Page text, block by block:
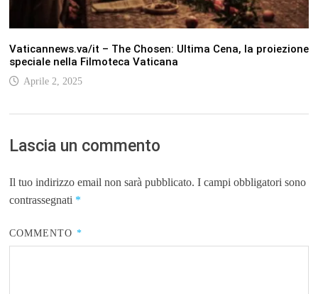
Vaticannews.va/it – The Chosen: Ultima Cena, la proiezione
speciale nella Filmoteca Vaticana
Aprile 2, 2025
Lascia un commento
Il tuo indirizzo email non sarà pubblicato. I campi obbligatori sono
contrassegnati *
COMMENTO *